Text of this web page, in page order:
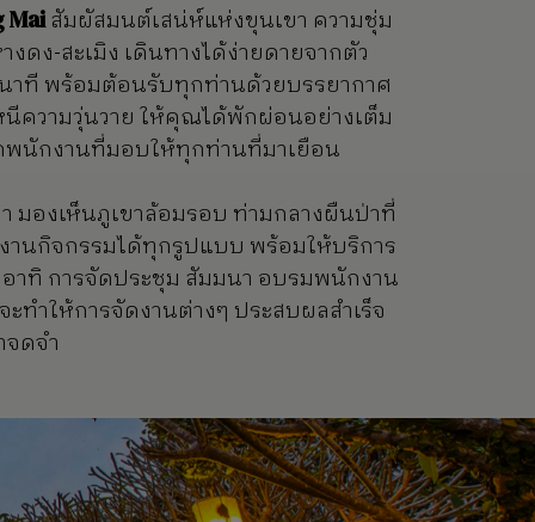
Maiสัมผัสมนต์เสน่ห์แห่งขุนเขา ความชุ่ม
ง-สะเมิง เดินทางได้ง่ายดายจากตัว
นาที พร้อมต้อนรับทุกท่านด้วยบรรยากาศ
ความวุ่นวาย ให้คุณได้พักผ่อนอย่างเต็ม
นักงานที่มอบให้ทุกท่านที่มาเยือน
มองเห็นภูเขาล้อมรอบ ท่ามกลางผืนป่าที่
นกิจกรรมได้ทุกรูปแบบ พร้อมให้บริการ
าทิ การจัดประชุม สัมมนา อบรมพนักงาน
ทำให้การจัดงานต่างๆ ประสบผลสำเร็จ
ดจำ